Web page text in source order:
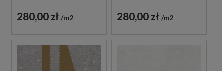
280,00 zł m2 280,00 zł m2